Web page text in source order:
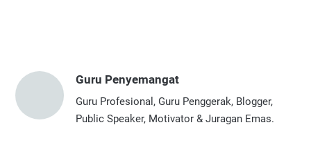
Guru Penyemangat
Guru Profesional, Guru Penggerak, Blogger,
Public Speaker, Motivator & Juragan Emas.